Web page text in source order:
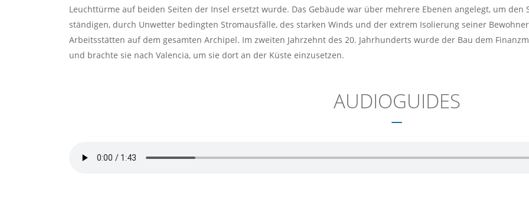
Leuchttürme auf beiden Seiten der Insel ersetzt wurde. Das Gebäude war über mehrere Ebenen angelegt, um den
ständigen, durch Unwetter bedingten Stromausfälle, des starken Winds und der extrem Isolierung seiner
Arbeitsstätten auf dem gesamten Archipel. Im zweiten Jahrzehnt des 20. Jahrhunderts wurde der Bau dem
und brachte sie nach Valencia, um sie dort an der Küste einzusetzen.
AUDIOGUIDES